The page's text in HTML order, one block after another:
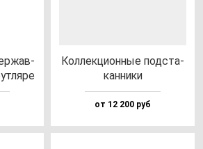
Кол­лек­ци­он­ные под­ста­
кан­ни­ки
от 12 200 руб